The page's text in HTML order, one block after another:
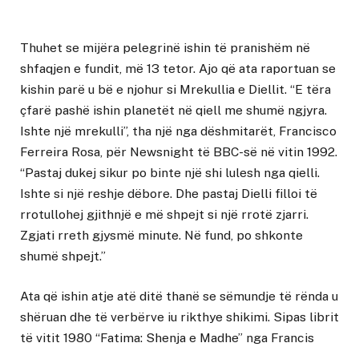
Thuhet se mijëra pelegrinë ishin të pranishëm në
shfaqjen e fundit, më 13 tetor. Ajo që ata raportuan se
kishin parë u bë e njohur si Mrekullia e Diellit. “E tëra
çfarë pashë ishin planetët në qiell me shumë ngjyra.
Ishte një mrekulli”, tha një nga dëshmitarët, Francisco
Ferreira Rosa, për Newsnight të BBC-së në vitin 1992.
“Pastaj dukej sikur po binte një shi lulesh nga qielli.
Ishte si një reshje dëbore. Dhe pastaj Dielli filloi të
rrotullohej gjithnjë e më shpejt si një rrotë zjarri.
Zgjati rreth gjysmë minute. Në fund, po shkonte
shumë shpejt.”
Ata që ishin atje atë ditë thanë se sëmundje të rënda u
shëruan dhe të verbërve iu rikthye shikimi. Sipas librit
të vitit 1980 “Fatima: Shenja e Madhe” nga Francis